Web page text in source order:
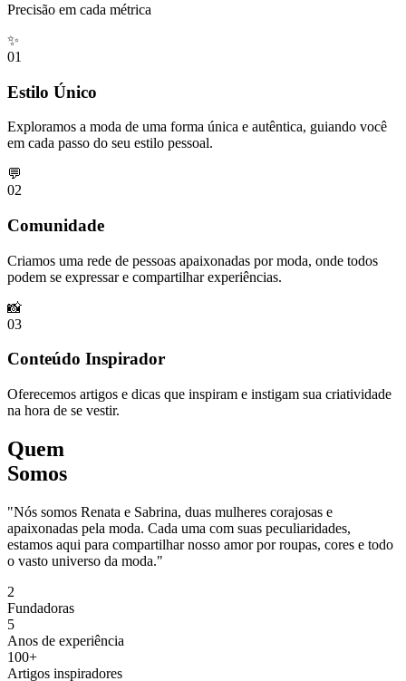
Precisão em cada métrica
✨
01
Estilo Único
Exploramos a moda de uma forma única e autêntica, guiando você
em cada passo do seu estilo pessoal.
💬
02
Comunidade
Criamos uma rede de pessoas apaixonadas por moda, onde todos
podem se expressar e compartilhar experiências.
📸
03
Conteúdo Inspirador
Oferecemos artigos e dicas que inspiram e instigam sua criatividade
na hora de se vestir.
Quem
Somos
"Nós somos Renata e Sabrina, duas mulheres corajosas e
apaixonadas pela moda. Cada uma com suas peculiaridades,
estamos aqui para compartilhar nosso amor por roupas, cores e todo
o vasto universo da moda."
2
Fundadoras
5
Anos de experiência
100+
Artigos inspiradores